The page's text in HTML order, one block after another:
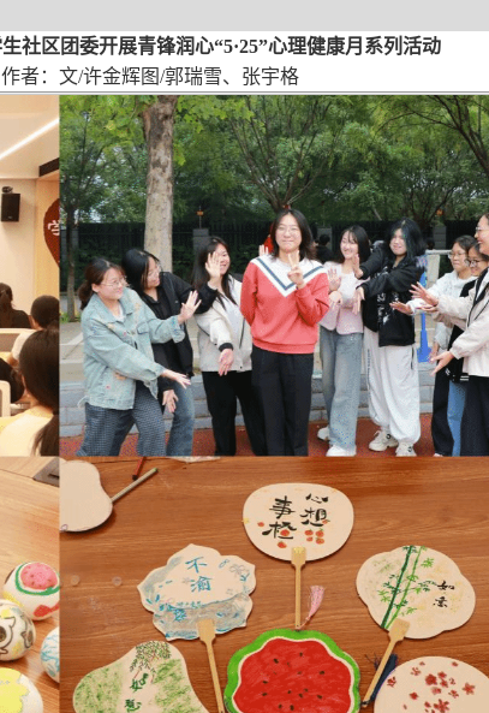
区团委开展青锋润心“5·25”心理健康月系列活动
者：文/许金辉图/郭瑞雪、张宇格